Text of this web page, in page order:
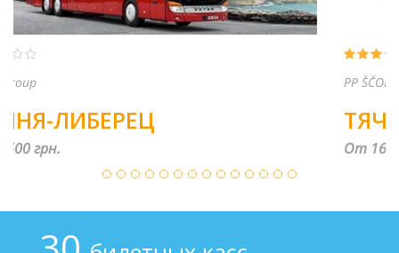
PP ŠČOKA
ТЯЧЕВ-ПРАГА
От 1600 грн.